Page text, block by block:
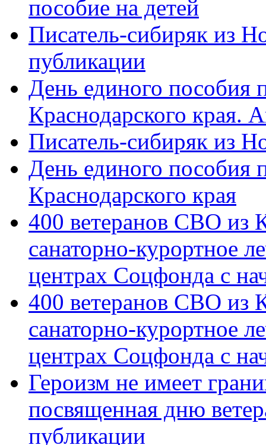
пособие на детей
Писатель-сибиряк из
публикации
День единого пособия
Краснодарского края.
Писатель-сибиряк из
День единого пособия
Краснодарского края
400 ветеранов СВО из
санаторно-курортное
центрах Соцфонда с
400 ветеранов СВО из
санаторно-курортное
центрах Соцфонда с
Героизм не имеет
посвященная дню
публикации